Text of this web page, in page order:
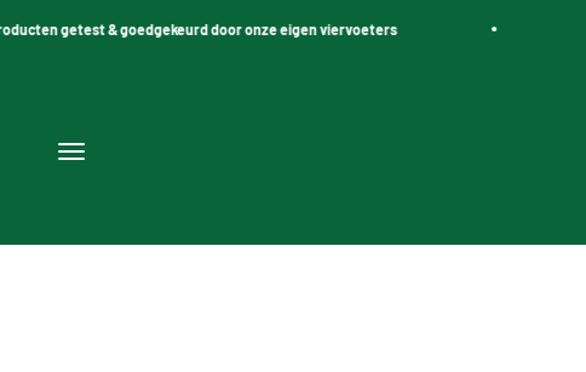
getest & goedgekeurd door onze eigen viervoeters
Navigatiemenu openen